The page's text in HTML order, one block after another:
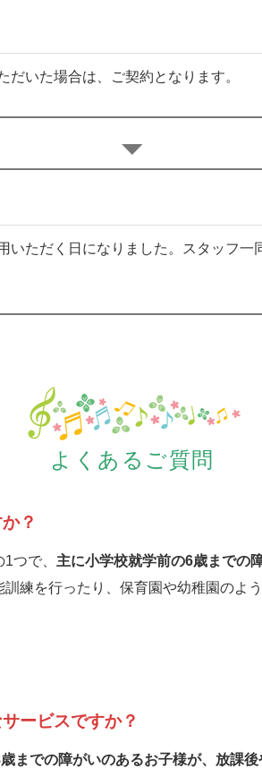
いた場合は、ご契約となります。
いただく日になりました。スタッフ
よくあるご質問
？
つで、 主に小学校就学前の6歳までの
練を行ったり、保育園や幼稚園のよ
ービスですか？
までの障がいのあるお子様が、放課